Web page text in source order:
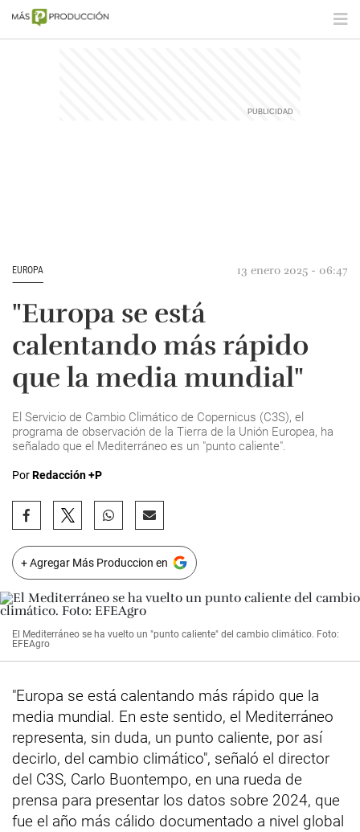
EUROPA 13 enero 2025 - 06:47
"Europa se está
calentando más rápido
que la media mundial"
El Servicio de Cambio Climático de Copernicus (C3S), el
programa de observación de la Tierra de la Unión Europea, ha
señalado que el Mediterráneo es un "punto caliente".
PorRedacción +P
+ Agregar Más Produccion en
El Mediterráneo se ha vuelto un "punto caliente" del cambio climático. Foto:
EFEAgro
"Europa se está calentando más rápido que la
media mundial. En este sentido, el Mediterráneo
representa, sin duda, un punto caliente, por así
decirlo, del cambio climático", señaló el director
del C3S, Carlo Buontempo, en una rueda de
prensa para presentar los datos sobre 2024, que
fue el año más cálido documentado a nivel global